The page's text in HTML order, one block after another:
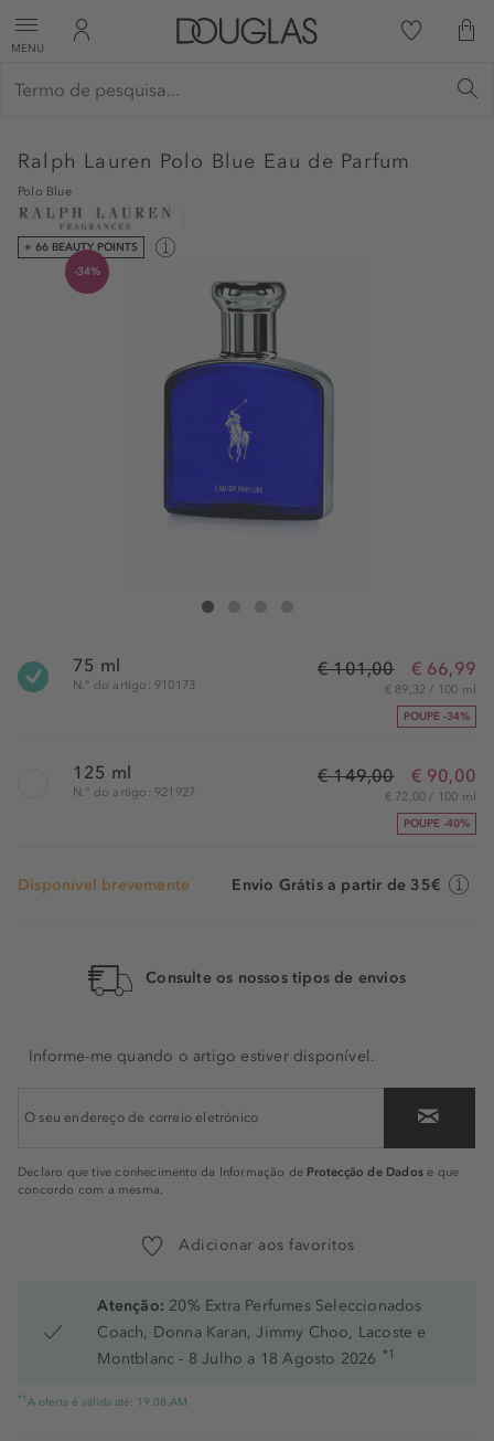
MENU
Ralph Lauren Polo Blue Eau de Parfum
Polo Blue
+ 66 BEAUTY POINTS
-34%
Ralph Lauren Polo Blue Eau de Parfum
75 ml
N.° do artigo: 910173
€ 101,00 € 66,99
€ 89,32 / 100 ml
POUPE -34%
125 ml
N.° do artigo: 921927
€ 149,00 € 90,00
€ 72,00 / 100 ml
POUPE -40%
Disponível brevemente Envio Grátis a partir de 35€
Consulte os nossos tipos de envios
Informe-me quando o artigo estiver disponível.
Declaro que tive conhecimento da Informação de Protecção de Dados e que
concordo com a mesma.
Adicionar aos favoritos
Atenção: 20% Extra Perfumes Seleccionados
Coach, Donna Karan, Jimmy Choo, Lacoste e
Montblanc - 8 Julho a 18 Agosto 2026 *1
*1 A oferta é válida até: 19.08.AM